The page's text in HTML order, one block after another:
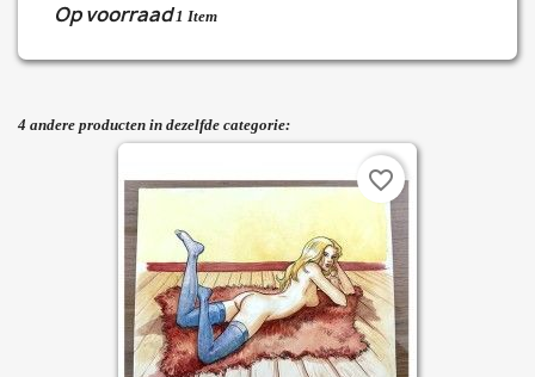
Op voorraad 1 Item
4 andere producten in dezelfde categorie:
favorite_border